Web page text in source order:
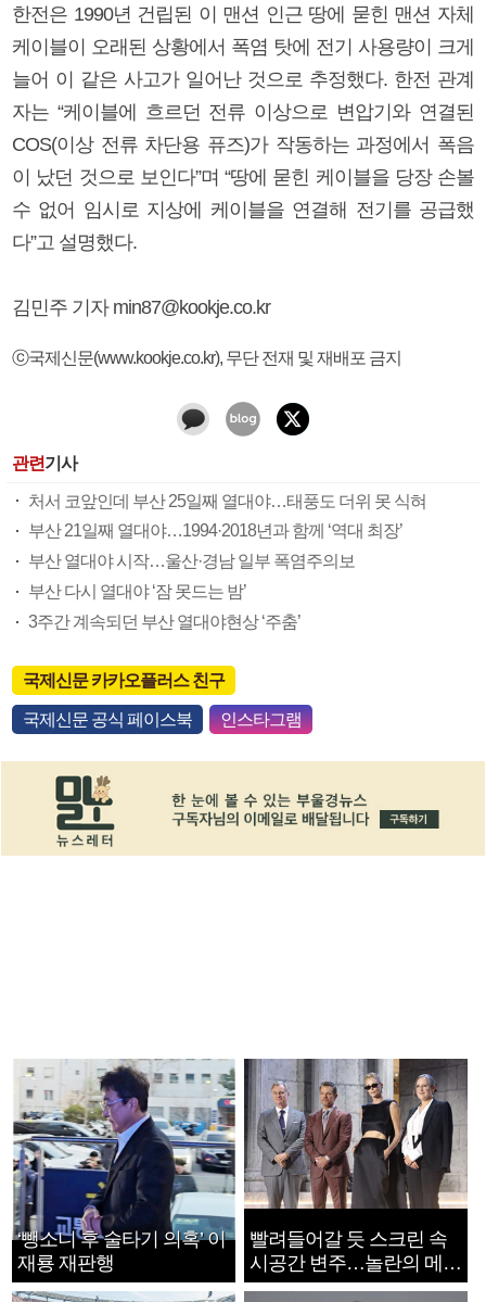
한전은 1990년 건립된 이 맨션 인근 땅에 묻힌 맨션 자체
케이블이 오래된 상황에서 폭염 탓에 전기 사용량이 크게
늘어 이 같은 사고가 일어난 것으로 추정했다. 한전 관계
자는 “케이블에 흐르던 전류 이상으로 변압기와 연결된
COS(이상 전류 차단용 퓨즈)가 작동하는 과정에서 폭음
이 났던 것으로 보인다”며 “땅에 묻힌 케이블을 당장 손볼
수 없어 임시로 지상에 케이블을 연결해 전기를 공급했
다”고 설명했다.
김민주 기자 min87@kookje.co.kr
ⓒ국제신문(www.kookje.co.kr), 무단 전재 및 재배포 금지
관련기사
처서 코앞인데 부산 25일째 열대야…태풍도 더위 못 식혀
부산 21일째 열대야…1994·2018년과 함께 ‘역대 최장’
부산 열대야 시작…울산·경남 일부 폭염주의보
부산 다시 열대야 ‘잠 못드는 밤’
3주간 계속되던 부산 열대야현상 ‘주춤’
국제신문 카카오플러스 친구
국제신문 공식 페이스북 인스타그램
‘뺑소니 후 술타기 의혹’ 이
재룡 재판행
빨려들어갈 듯 스크린 속
시공간 변주…놀란의 메시
지는 ‘전쟁 속죄’